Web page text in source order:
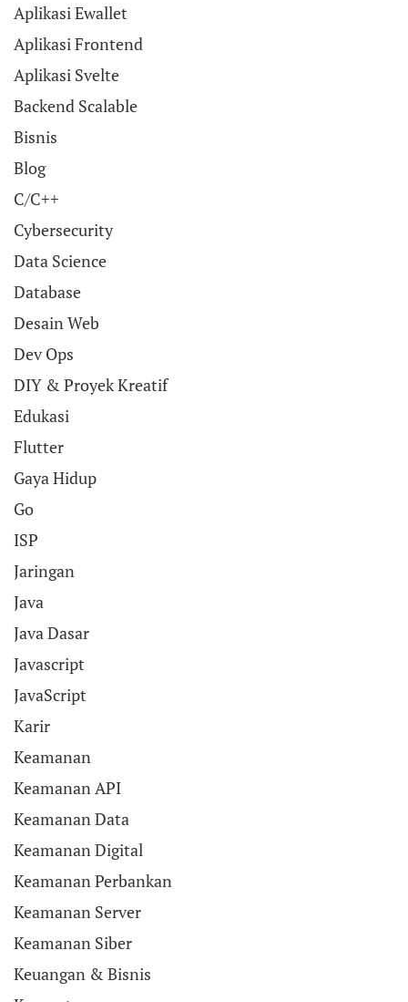
Aplikasi Ewallet
Aplikasi Frontend
Aplikasi Svelte
Backend Scalable
Bisnis
Blog
C/C++
Cybersecurity
Data Science
Database
Desain Web
Dev Ops
DIY & Proyek Kreatif
Edukasi
Flutter
Gaya Hidup
Go
ISP
Jaringan
Java
Java Dasar
Javascript
JavaScript
Karir
Keamanan
Keamanan API
Keamanan Data
Keamanan Digital
Keamanan Perbankan
Keamanan Server
Keamanan Siber
Keuangan & Bisnis